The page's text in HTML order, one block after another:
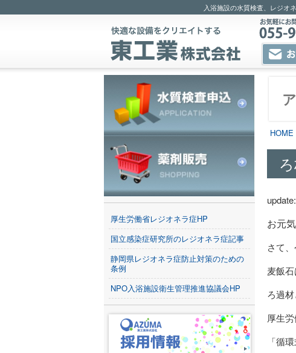
入浴施設の水質検査、レジオ
HOME
お元
さて
麦飯
ろ過
厚生
「循
厚生労働省レジオネラ症HP
国立感染症研究所のレジオネラ症記事
静岡県レジオネラ症防止対策のための
条例
NPO入浴施設衛生管理推進協議会HP